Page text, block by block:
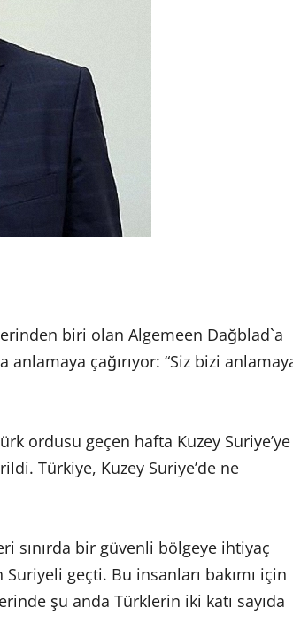
biri olan Algemeen Dağblad`a
çağırıyor: “Siz bizi
ordusu geçen hafta Kuzey Suriye’ye
Türkiye, Kuzey Suriye’de ne
sınırda bir güvenli bölgeye ihtiyaç
geçti. Bu insanları bakımı için
şu anda Türklerin iki katı sayıda